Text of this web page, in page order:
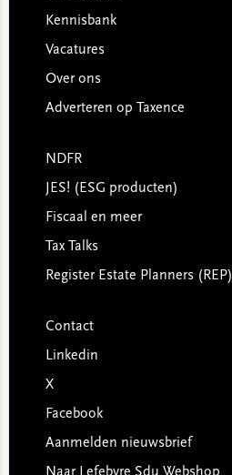
Kennisbank
Vacatures
Over ons
Adverteren op Taxence
NDFR
JES! (ESG producten)
Fiscaal en meer
Tax Talks
Register Estate Planners (REP)
Contact
Linkedin
X
Facebook
Aanmelden nieuwsbrief